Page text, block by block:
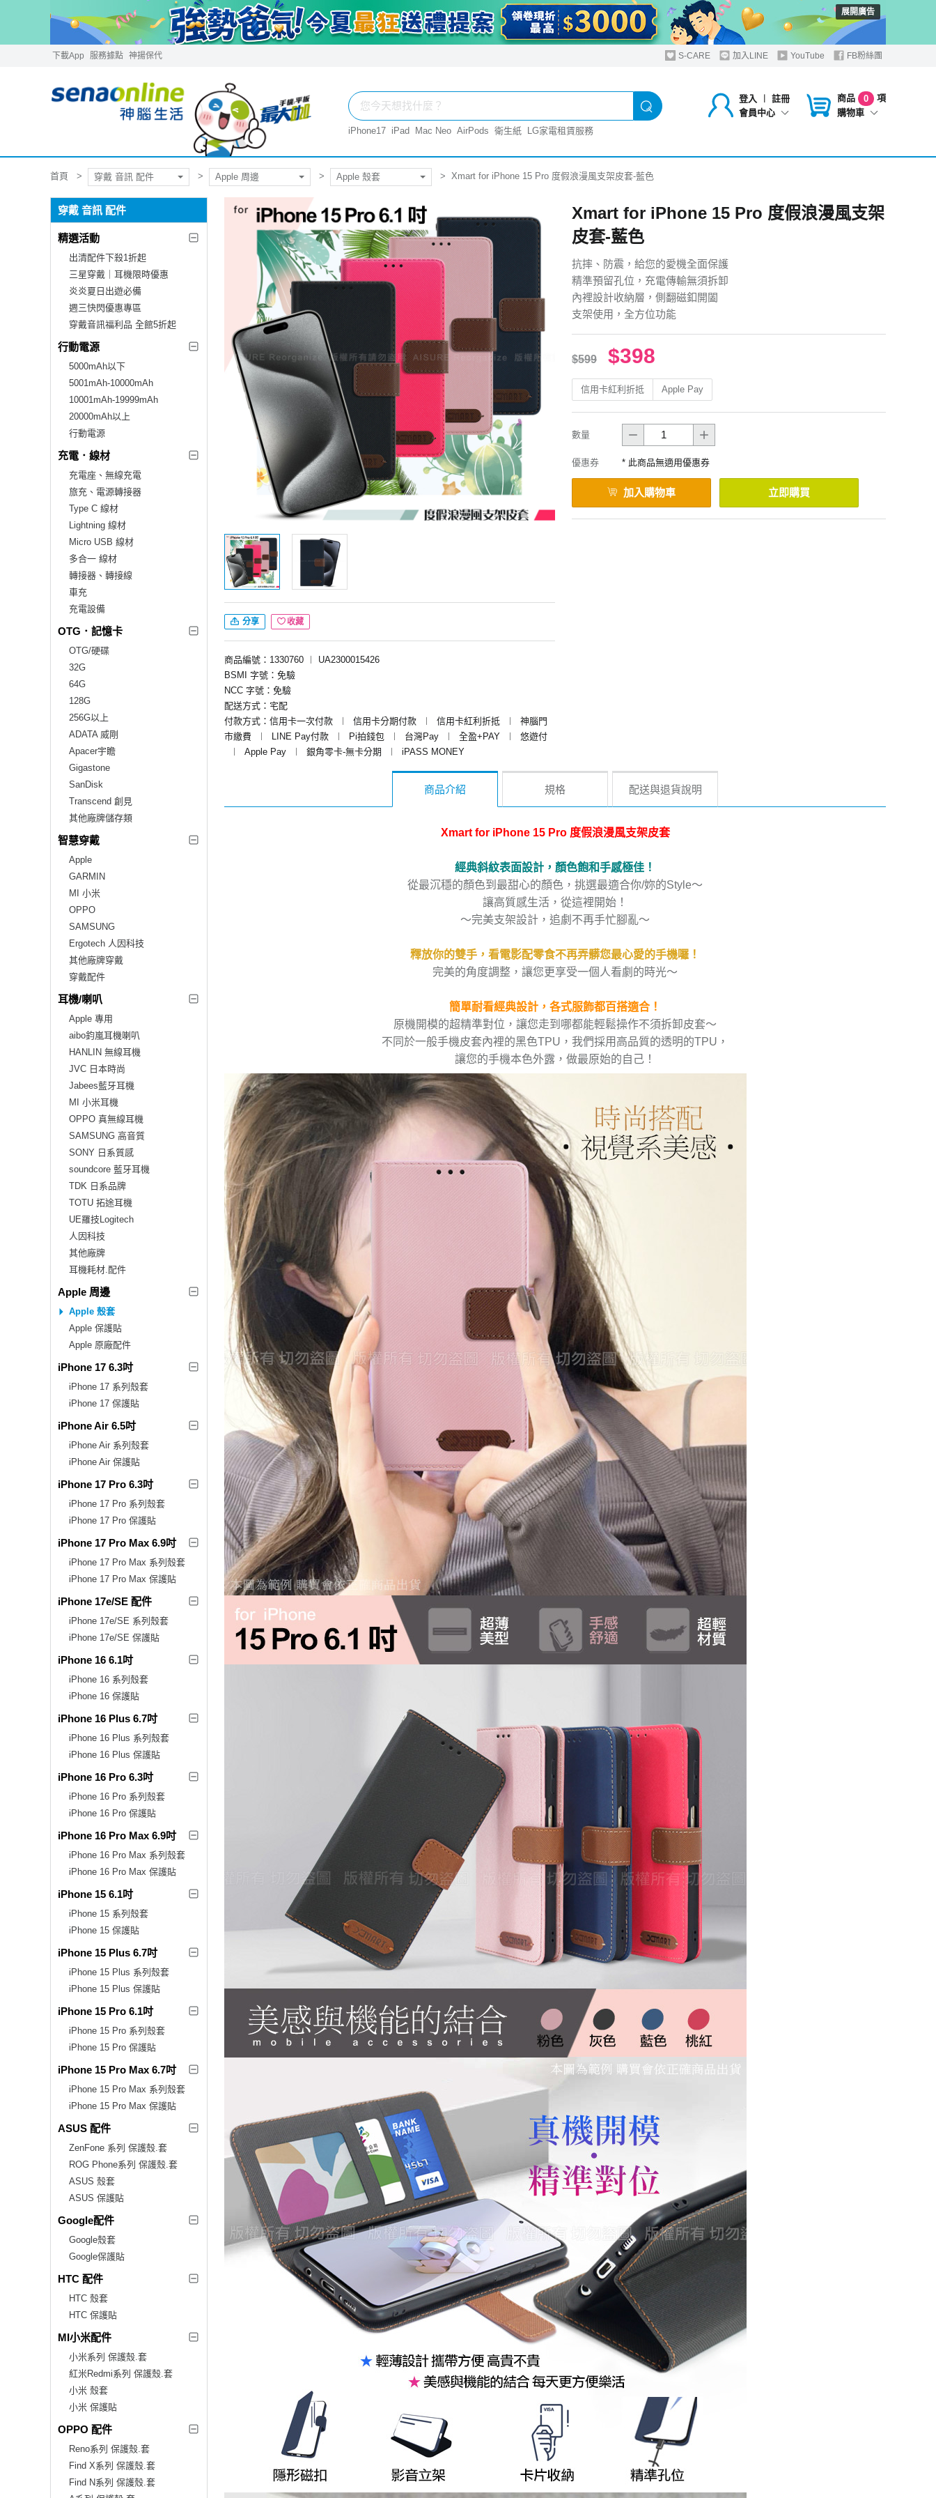
展開廣告
下載App 服務據點 神揚保代 S-CARE 加入LINE YouTube FB粉絲團
登入 ︱
註冊
會員中心
商品 0
項
購物車
iPhone17 iPad Mac Neo AirPods 衛生紙 LG家電租賃服務
首頁 穿戴 音訊 配件 Apple 周邊 Apple 殼套 Xmart for iPhone 15 Pro 度假浪漫風支架皮套-藍色
穿戴 音訊 配件
精選活動
出清配件下殺1折起
三星穿戴｜耳機限時優惠
炎炎夏日出遊必備
週三快閃優惠專區
穿戴音訊福利品 全館5折起
行動電源
5000mAh以下
5001mAh-10000mAh
10001mAh-19999mAh
20000mAh以上
行動電源
充電．線材
充電座、無線充電
旅充、電源轉接器
Type C 線材
Lightning 線材
Micro USB 線材
多合一 線材
轉接器、轉接線
車充
充電設備
OTG．記憶卡
OTG/硬碟
32G
64G
128G
256G以上
ADATA 威剛
Apacer宇瞻
Gigastone
SanDisk
Transcend 創見
其他廠牌儲存類
智慧穿戴
Apple
GARMIN
MI 小米
OPPO
SAMSUNG
Ergotech 人因科技
其他廠牌穿戴
穿戴配件
耳機/喇叭
Apple 專用
aibo鈞嵐耳機喇叭
HANLIN 無線耳機
JVC 日本時尚
Jabees藍牙耳機
MI 小米耳機
OPPO 真無線耳機
SAMSUNG 高音質
SONY 日系質感
soundcore 藍牙耳機
TDK 日系品牌
TOTU 拓途耳機
UE羅技Logitech
人因科技
其他廠牌
耳機耗材.配件
Apple 周邊
Apple 殼套
Apple 保護貼
Apple 原廠配件
iPhone 17 6.3吋
iPhone 17 系列殼套
iPhone 17 保護貼
iPhone Air 6.5吋
iPhone Air 系列殼套
iPhone Air 保護貼
iPhone 17 Pro 6.3吋
iPhone 17 Pro 系列殼套
iPhone 17 Pro 保護貼
iPhone 17 Pro Max 6.9吋
iPhone 17 Pro Max 系列殼套
iPhone 17 Pro Max 保護貼
iPhone 17e/SE 配件
iPhone 17e/SE 系列殼套
iPhone 17e/SE 保護貼
iPhone 16 6.1吋
iPhone 16 系列殼套
iPhone 16 保護貼
iPhone 16 Plus 6.7吋
iPhone 16 Plus 系列殼套
iPhone 16 Plus 保護貼
iPhone 16 Pro 6.3吋
iPhone 16 Pro 系列殼套
iPhone 16 Pro 保護貼
iPhone 16 Pro Max 6.9吋
iPhone 16 Pro Max 系列殼套
iPhone 16 Pro Max 保護貼
iPhone 15 6.1吋
iPhone 15 系列殼套
iPhone 15 保護貼
iPhone 15 Plus 6.7吋
iPhone 15 Plus 系列殼套
iPhone 15 Plus 保護貼
iPhone 15 Pro 6.1吋
iPhone 15 Pro 系列殼套
iPhone 15 Pro 保護貼
iPhone 15 Pro Max 6.7吋
iPhone 15 Pro Max 系列殼套
iPhone 15 Pro Max 保護貼
ASUS 配件
ZenFone 系列 保護殼.套
ROG Phone系列 保護殼.套
ASUS 殼套
ASUS 保護貼
Google配件
Google殼套
Google保護貼
HTC 配件
HTC 殼套
HTC 保護貼
MI小米配件
小米系列 保護殼.套
紅米Redmi系列 保護殼.套
小米 殼套
小米 保護貼
OPPO 配件
Reno系列 保護殼.套
Find X系列 保護殼.套
Find N系列 保護殼.套
分享 收藏
商品編號：1330760 ︱
UA2300015426
BSMI 字號：免驗
NCC 字號：免驗
配送方式：宅配
付款方式：信用卡一次付款
︱ 信用卡分期付款 ︱ 信用卡紅利折抵 ︱
神腦門
市繳費
︱ LINE Pay付款 ︱ Pi拍錢包 ︱ 台灣Pay ︱ 全盈+PAY ︱
悠遊付
︱
Apple Pay ︱ 銀角零卡-無卡分期 ︱ iPASS MONEY
Xmart for iPhone 15 Pro 度假浪漫風支架
皮套-藍色
抗摔、防震，給您的愛機全面保護
精準預留孔位，充電傳輸無須拆卸
內裡設計收納層，側翻磁釦開闔
支架使用，全方位功能
$599 $398
信用卡紅利折抵 Apple Pay
數量
優惠券 * 此商品無適用優惠券
加入購物車 立即購買
商品介紹 規格 配送與退貨說明
Xmart for iPhone 15 Pro 度假浪漫風支架皮套
經典斜紋表面設計，顏色飽和手感極佳！
從最沉穩的顏色到最甜心的顏色，挑選最適合你/妳的Style～
讓高質感生活，從這裡開始！
～完美支架設計，追劇不再手忙腳亂～
釋放你的雙手，看電影配零食不再弄髒您最心愛的手機囉！
完美的角度調整，讓您更享受一個人看劇的時光～
簡單耐看經典設計，各式服飾都百搭適合！
原機開模的超精準對位，讓您走到哪都能輕鬆操作不須拆卸皮套～
不同於一般手機皮套內裡的黑色TPU，我們採用高品質的透明的TPU，
讓您的手機本色外露，做最原始的自己！